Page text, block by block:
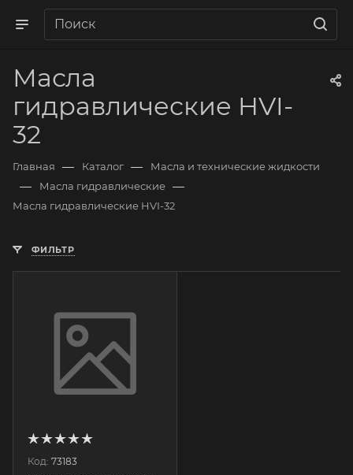
Масла
гидравлические HVI-
32
Главная — Каталог — Масла и технические жидкости
— Масла гидравлические —
Масла гидравлические HVI-32
ФИЛЬТР
Код: 73183